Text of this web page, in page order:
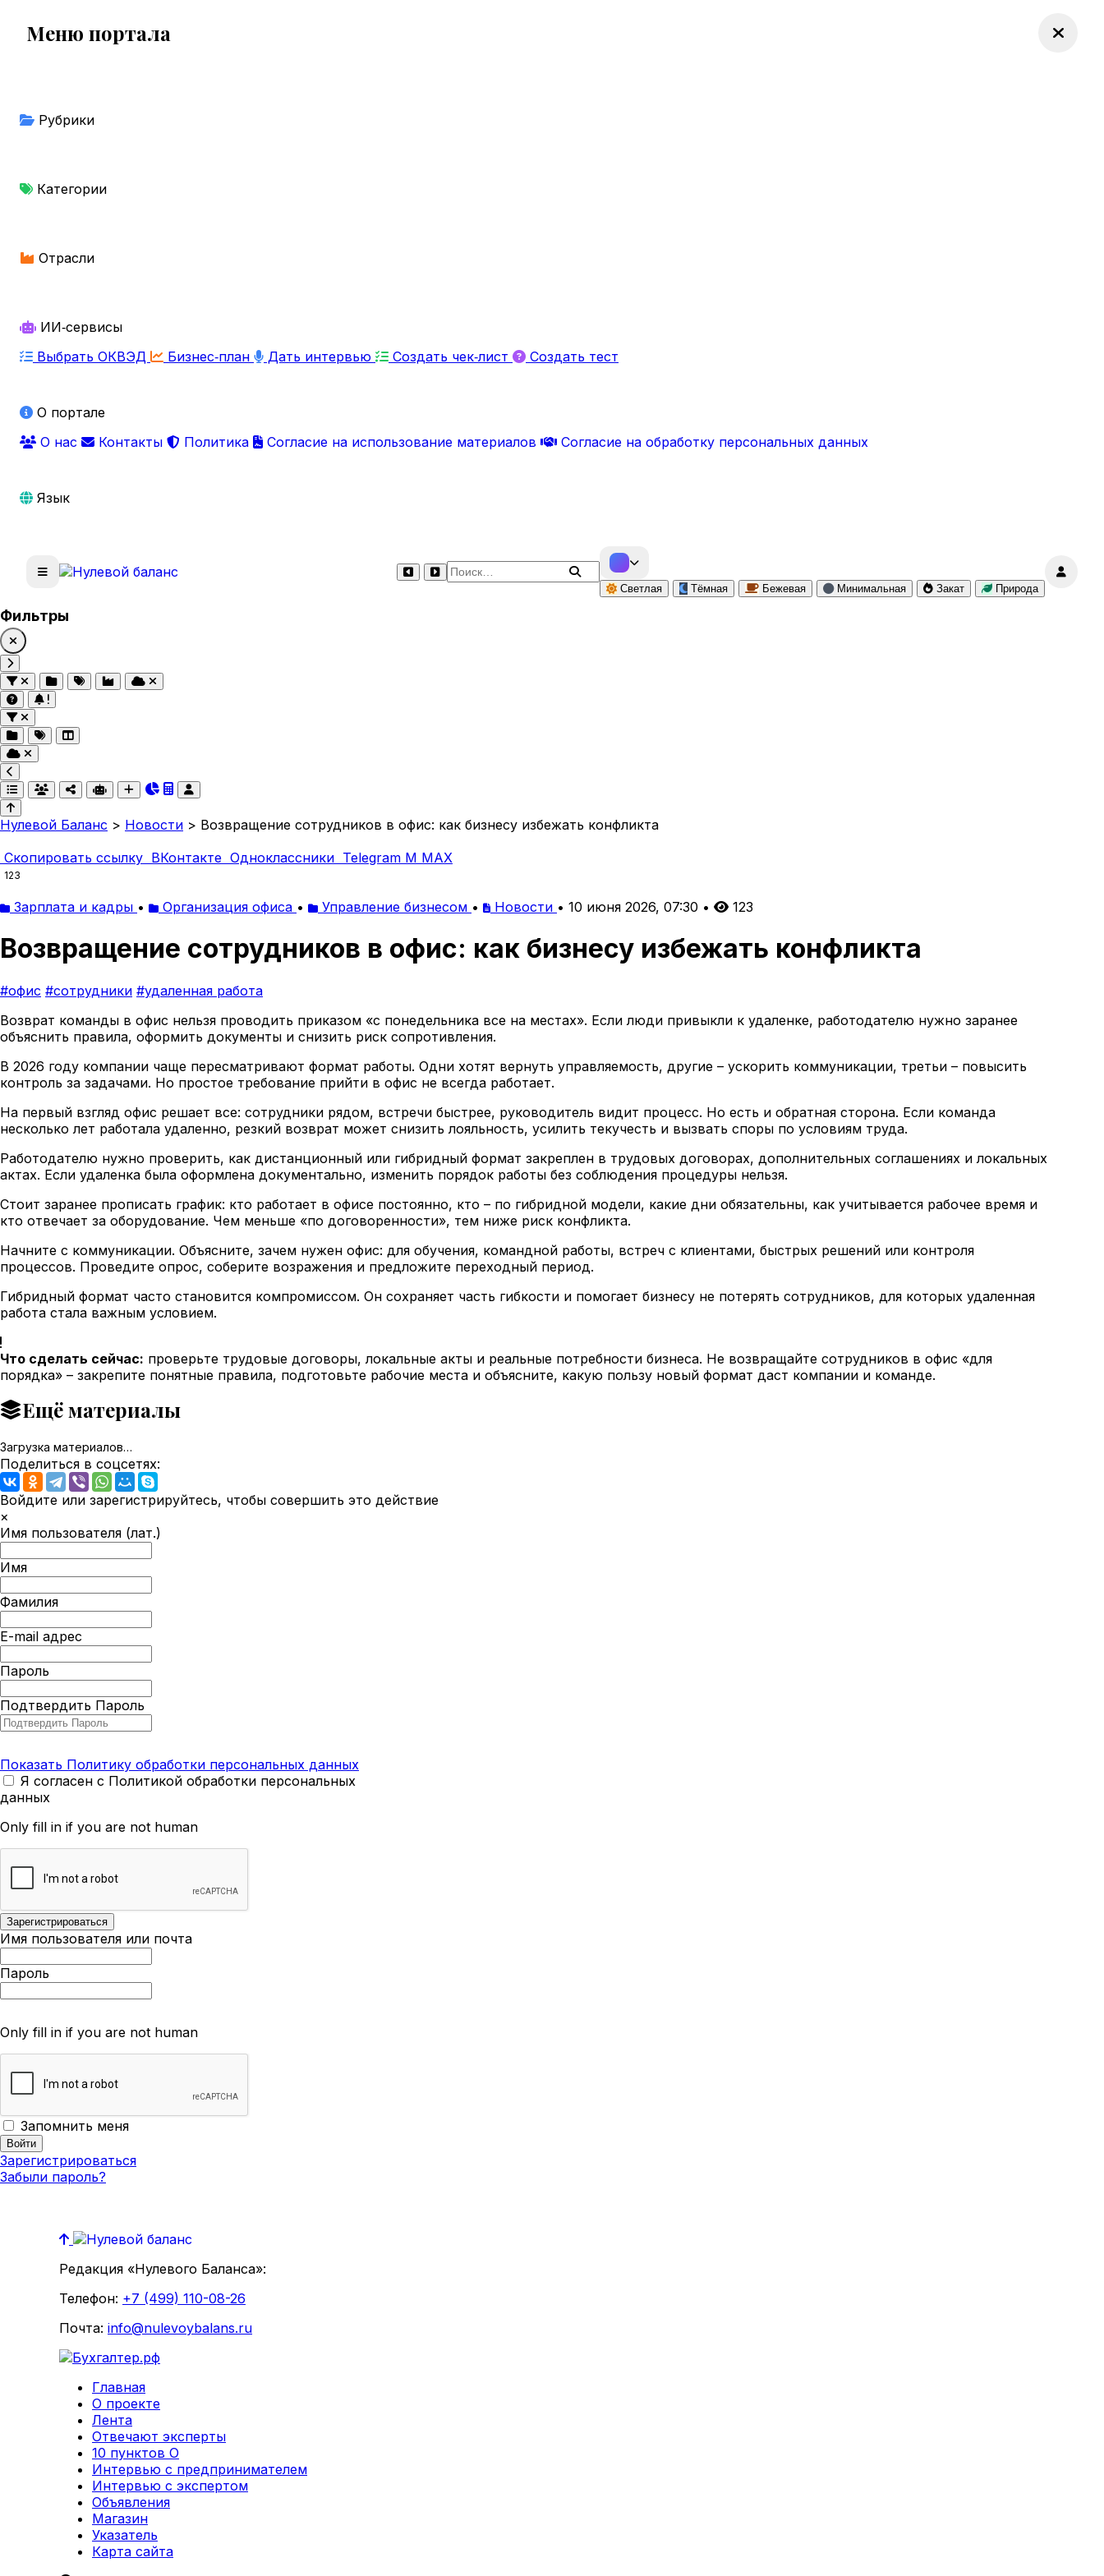
Меню портала
Рубрики
Категории
Отрасли
ИИ‑сервисы
Выбрать ОКВЭД
Бизнес‑план Дать интервью Создать чек‑лист Создать тест
О портале
О нас
Контакты Политика Согласие на использование материалов Согласие на обработку персональных данных
Язык
Поиск по сайту
Светлая Тёмная Бежевая Минимальная Закат Природа
Фильтры
Нулевой Баланс > Новости > Возвращение сотрудников в офис: как бизнесу избежать конфликта
Скопировать ссылку ВКонтакте Одноклассники Telegram M MAX
123
Зарплата и кадры • Организация офиса • Управление бизнесом • Новости • 10 июня 2026, 07:30 • 123
Возвращение сотрудников в офис: как бизнесу избежать конфликта
#офис #сотрудники #удаленная работа
Возврат команды в офис нельзя проводить приказом «с понедельника все на местах». Если люди привыкли к удаленке, работодателю нужно заранее
объяснить правила, оформить документы и снизить риск сопротивления.
В 2026 году компании чаще пересматривают формат работы. Одни хотят вернуть управляемость, другие – ускорить коммуникации, третьи – повысить
контроль за задачами. Но простое требование прийти в офис не всегда работает.
На первый взгляд офис решает все: сотрудники рядом, встречи быстрее, руководитель видит процесс. Но есть и обратная сторона. Если команда
несколько лет работала удаленно, резкий возврат может снизить лояльность, усилить текучесть и вызвать споры по условиям труда.
Работодателю нужно проверить, как дистанционный или гибридный формат закреплен в трудовых договорах, дополнительных соглашениях и локальных
актах. Если удаленка была оформлена документально, изменить порядок работы без соблюдения процедуры нельзя.
Стоит заранее прописать график: кто работает в офисе постоянно, кто – по гибридной модели, какие дни обязательны, как учитывается рабочее время и
кто отвечает за оборудование. Чем меньше «по договоренности», тем ниже риск конфликта.
Начните с коммуникации. Объясните, зачем нужен офис: для обучения, командной работы, встреч с клиентами, быстрых решений или контроля
процессов. Проведите опрос, соберите возражения и предложите переходный период.
Гибридный формат часто становится компромиссом. Он сохраняет часть гибкости и помогает бизнесу не потерять сотрудников, для которых удаленная
работа стала важным условием.
Что сделать сейчас: проверьте трудовые договоры, локальные акты и реальные потребности бизнеса. Не возвращайте сотрудников в офис «для
порядка» – закрепите понятные правила, подготовьте рабочие места и объясните, какую пользу новый формат даст компании и команде.
Ещё материалы
Загрузка материалов…
Поделиться в соцсетях:
Войдите или зарегистрируйтесь, чтобы совершить это действие
×
Имя пользователя (лат.)
Имя
Фамилия
E-mail адрес
Пароль
Подтвердить Пароль
Показать Политику обработки персональных данных
Я согласен с Политикой обработки персональных
данных
Only fill in if you are not human
Имя пользователя или почта
Пароль
Only fill in if you are not human
Запомнить меня
Зарегистрироваться
Забыли пароль?
Редакция «Нулевого Баланса»:
Телефон: +7 (499) 110-08-26
Почта: info@nulevoybalans.ru
Главная
О проекте
Лента
Отвечают эксперты
10 пунктов О
Интервью с предпринимателем
Интервью с экспертом
Объявления
Магазин
Указатель
Карта сайта